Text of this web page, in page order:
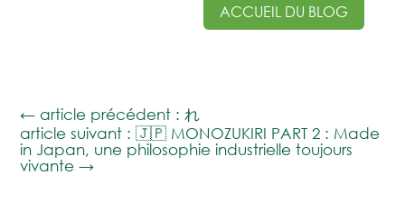
ACCUEIL DU BLOG
← article précédent : れ
article suivant : 🇯🇵 MONOZUKIRI PART 2 : Made
in Japan, une philosophie industrielle toujours
vivante →